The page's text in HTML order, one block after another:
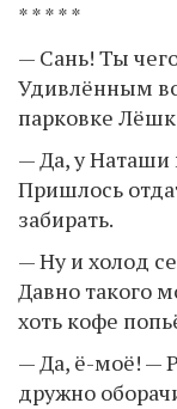
* * * * *
— Сань! Ты
Удивлённым
парковке
— Да, у Наташи
Пришлось
забирать.
— Ну и холод
Давно такого
хоть кофе
— Да, ё-моё! —
дружно